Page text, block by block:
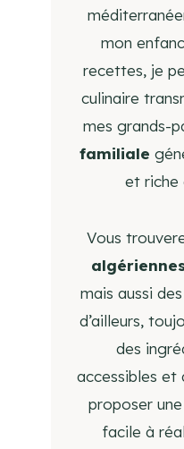
mon
recettes, je
culinaire
mes grands-
familiale
et riche
Vous
mais aussi
d’ailleurs,
des
accessibles et
proposer
facile à